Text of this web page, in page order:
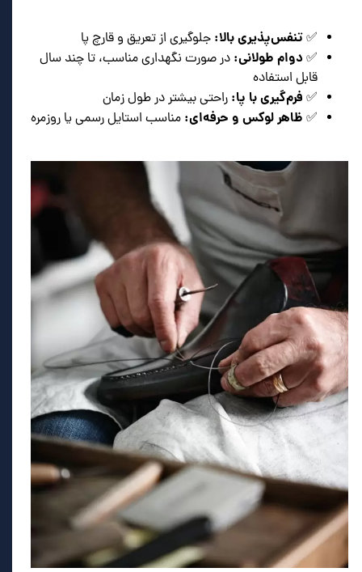
✅تنفس‌پذیری بالا: جلوگیری از تعریق و قارچ پا
✅ دوام طولانی: در صورت نگهداری مناسب، تا چند سال
قابل استفاده
✅ فرم‌گیری با پا: راحتی بیشتر در طول زمان
✅ ظاهر لوکس و حرفه‌ای: مناسب استایل رسمی یا روزمره